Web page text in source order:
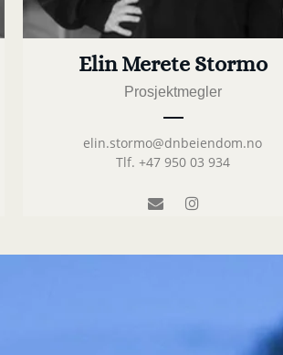
Elin Merete Stormo
Prosjektmegler
elin.stormo@dnbeiendom.no
Tlf. +47 950 03 934